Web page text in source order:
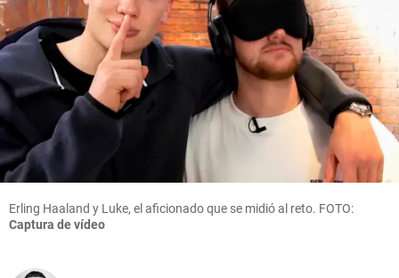
Erling Haaland y Luke, el aficionado que se midió al reto. FOTO:
Captura de vídeo